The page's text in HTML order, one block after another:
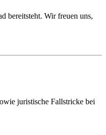
bereitsteht. Wir freuen uns,
juristische Fallstricke bei